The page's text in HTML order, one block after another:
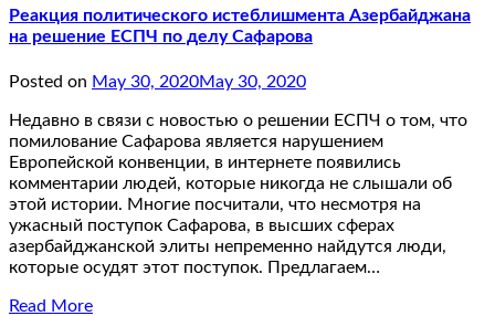
Реакция политического истеблишмента Азербайджана
на решение ЕСПЧ по делу Сафарова
Posted on May 30, 2020May 30, 2020
Недавно в связи с новостью о решении ЕСПЧ о том, что
помилование Сафарова является нарушением
Европейской конвенции, в интернете появились
комментарии людей, которые никогда не слышали об
этой истории. Многие посчитали, что несмотря на
ужасный поступок Сафарова, в высших сферах
азербайджанской элиты непременно найдутся люди,
которые осудят этот поступок. Предлагаем…
Read More